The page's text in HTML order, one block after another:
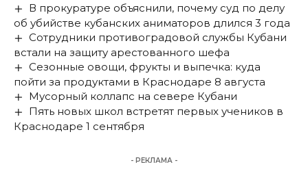
В прокуратуре объяснили, почему суд по делу
об убийстве кубанских аниматоров длился 3 года
Сотрудники противоградовой службы Кубани
встали на защиту арестованного шефа
Сезонные овощи, фрукты и выпечка: куда
пойти за продуктами в Краснодаре 8 августа
Мусорный коллапс на севере Кубани
Пять новых школ встретят первых учеников в
Краснодаре 1 сентября
- РЕКЛАМА -